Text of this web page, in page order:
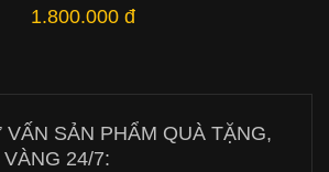
1.800.000 đ
VẤN SẢN PHẨM QUÀ TẶNG,
24/7: